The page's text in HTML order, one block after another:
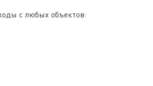
с любых объектов: